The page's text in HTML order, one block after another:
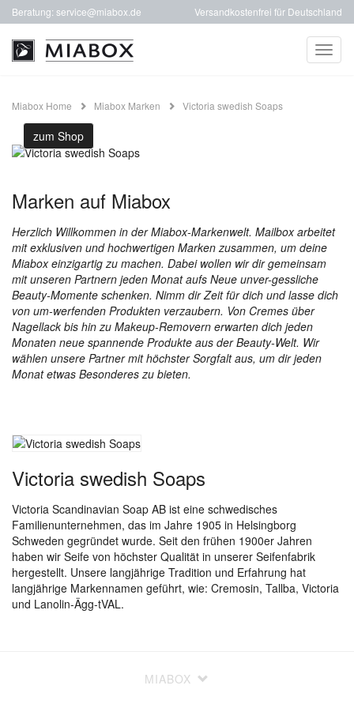
Beratung: service@miabox.de Versandkostenfrei für Deutschland
Miabox Home Miabox Marken Victoria swedish Soaps
zum Shop
Marken auf Miabox
Herzlich Willkommen in der Miabox-Markenwelt. Mailbox arbeitet
mit exklusiven und hochwertigen Marken zusammen, um deine
Miabox einzigartig zu machen. Dabei wollen wir dir gemeinsam
mit unseren Partnern jeden Monat aufs Neue unver-gessliche
Beauty-Momente schenken. Nimm dir Zeit für dich und lasse dich
von um-werfenden Produkten verzaubern. Von Cremes über
Nagellack bis hin zu Makeup-Removern erwarten dich jeden
Monaten neue spannende Produkte aus der Beauty-Welt. Wir
wählen unsere Partner mit höchster Sorgfalt aus, um dir jeden
Monat etwas Besonderes zu bieten.
Victoria swedish Soaps
Victoria Scandinavian Soap AB ist eine schwedisches
Familienunternehmen, das im Jahre 1905 in Helsingborg
Schweden gegründet wurde. Seit den frühen 1900er Jahren
haben wir Seife von höchster Qualität in unserer Seifenfabrik
hergestellt. Unsere langjährige Tradition und Erfahrung hat
langjährige Markennamen geführt, wie: Cremosin, Tallba, Victoria
und Lanolin-Ägg-tVAL.
MIABOX